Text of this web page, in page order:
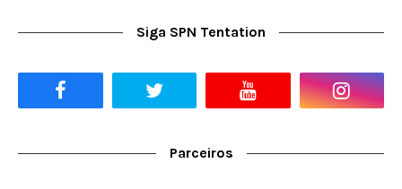
Siga SPN Tentation
Parceiros